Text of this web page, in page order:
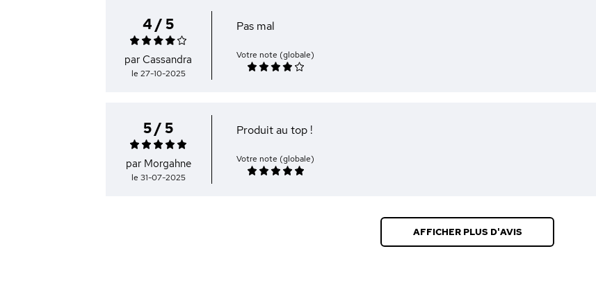
4 / 5
par Cassandra
le 27-10-2025
Pas mal
Votre note (globale)
5 / 5
par Morgahne
le 31-07-2025
Produit au top !
Votre note (globale)
AFFICHER PLUS D'AVIS